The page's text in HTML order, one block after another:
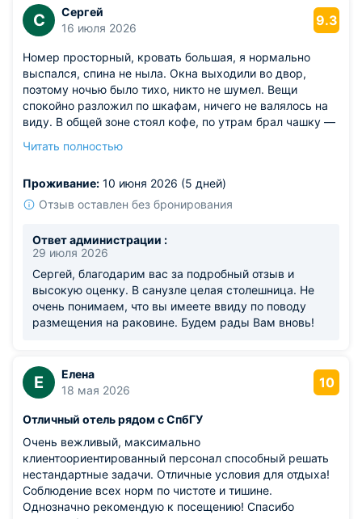
С
Сергей
16 июля 2026
9.3
Номер просторный, кровать большая, я нормально
выспался, спина не ныла. Окна выходили во двор,
поэтому ночью было тихо, никто не шумел. Вещи
спокойно разложил по шкафам, ничего не валялось на
виду. В общей зоне стоял кофе, по утрам брал чашку —
неприятных запахов, это важно.
мелочи, всё лежало на раковине, и это немного
раздражало.
Читать полностью
Проживание: 10 июня 2026 (5 дней)
Отзыв оставлен без бронирования
Ответ администрации :
29 июля 2026
Сергей, благодарим вас за подробный отзыв и
высокую оценку. В санузле целая столешница. Не
очень понимаем, что вы имеете ввиду по поводу
размещения на раковине. Будем рады Вам вновь!
Е
Елена
18 мая 2026
10
Отличный отель рядом с СпбГУ
Очень вежливый, максимально
клиентоориентированный персонал способный решать
нестандартные задачи. Отличные условия для отдыха!
Соблюдение всех норм по чистоте и тишине.
Однозначно рекомендую к посещению! Спасибо